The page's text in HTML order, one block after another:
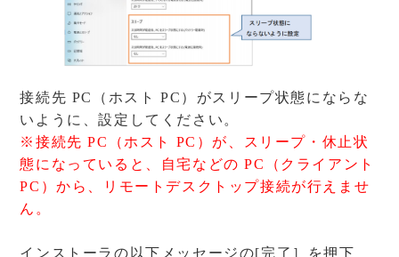
接続先 PC（ホスト PC）がスリープ状態にならな
いように、設定してください。
※接続先 PC（ホスト PC）が、スリープ・休止状
態になっていると、自宅などの PC（クライアント
PC）から、リモートデスクトップ接続が行えませ
ん。
インストーラの以下メッセージの[完了］を押下